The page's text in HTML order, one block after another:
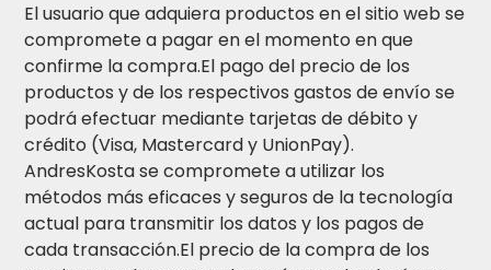
El usuario que adquiera productos en el sitio web se
compromete a pagar en el momento en que
confirme la compra.El pago del precio de los
productos y de los respectivos gastos de envío se
podrá efectuar mediante tarjetas de débito y
crédito (Visa, Mastercard y UnionPay).
AndresKosta se compromete a utilizar los
métodos más eficaces y seguros de la tecnología
actual para transmitir los datos y los pagos de
cada transacción.El precio de la compra de los